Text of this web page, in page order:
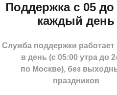
Поддержка с 05 до
каждый день
Служба поддержки работает
в день (с 05:00 утра до
по Москве), без
праздников